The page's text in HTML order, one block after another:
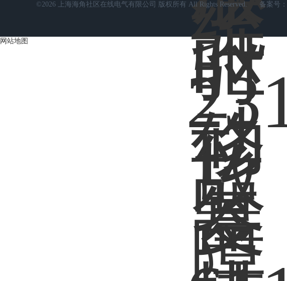
©2026 上海海角社区在线电气有限公司 版权所有 All Rights Reserved. 备案号：
网站地图